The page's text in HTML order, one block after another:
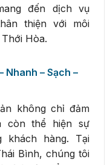
đến dịch vụ
thiện với môi
Hòa.
Nhanh – Sạch –
không chỉ đảm
còn thể hiện sự
khách hàng. Tại
Bình, chúng tôi